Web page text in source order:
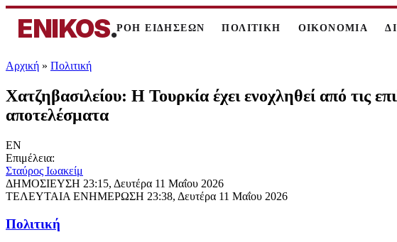
ENIKOS.ΡΟΗ ΕΙΔΗΣΕΩΝ ΠΟΛΙΤΙΚΗ ΟΙΚΟΝΟΜΙΑ
Αρχική » Πολιτική
Χατζηβασιλείου: Η Τουρκία έχει ενοχληθεί από τις
αποτελέσματα
EN
Επιμέλεια:
Σταύρος Ιωακείμ
ΔΗΜΟΣΙΕΥΣΗ 23:15, Δευτέρα 11 Μαΐου 2026
ΤΕΛΕΥΤΑΙΑ ΕΝΗΜΕΡΩΣΗ 23:38, Δευτέρα 11 Μαΐου 2026
Πολιτική